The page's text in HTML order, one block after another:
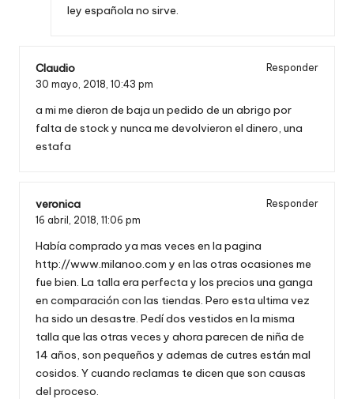
ley española no sirve.
Claudio
Responder
30 mayo, 2018, 10:43 pm
a mi me dieron de baja un pedido de un abrigo por
falta de stock y nunca me devolvieron el dinero, una
estafa
veronica
Responder
16 abril, 2018, 11:06 pm
Había comprado ya mas veces en la pagina
http://www.milanoo.com y en las otras ocasiones me
fue bien. La talla era perfecta y los precios una ganga
en comparación con las tiendas. Pero esta ultima vez
ha sido un desastre. Pedí dos vestidos en la misma
talla que las otras veces y ahora parecen de niña de
14 años, son pequeños y ademas de cutres están mal
cosidos. Y cuando reclamas te dicen que son causas
del proceso.